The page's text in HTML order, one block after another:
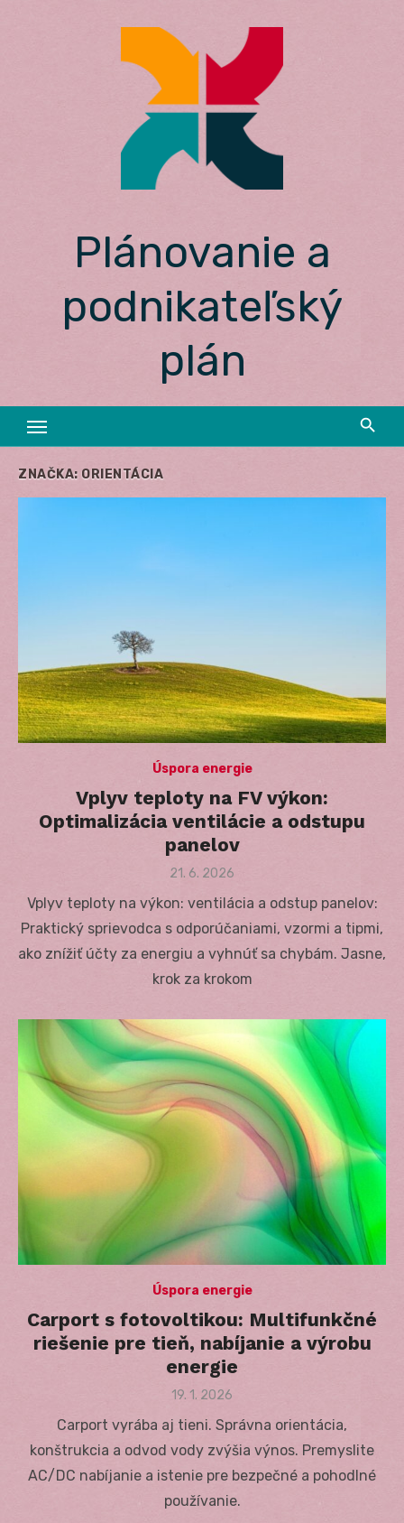
Plánovanie a
podnikateľský
plán
ZNAČKA: ORIENTÁCIA
Úspora energie
Vplyv teploty na FV výkon:
Optimalizácia ventilácie a odstupu
panelov
Posted
21. 6. 2026
Vplyv teploty na výkon: ventilácia a odstup panelov:
Praktický sprievodca s odporúčaniami, vzormi a tipmi,
ako znížiť účty za energiu a vyhnúť sa chybám. Jasne,
krok za krokom
Úspora energie
Carport s fotovoltikou: Multifunkčné
riešenie pre tieň, nabíjanie a výrobu
energie
Posted
19. 1. 2026
Carport vyrába aj tieni. Správna orientácia,
konštrukcia a odvod vody zvýšia výnos. Premyslite
AC/DC nabíjanie a istenie pre bezpečné a pohodlné
používanie.